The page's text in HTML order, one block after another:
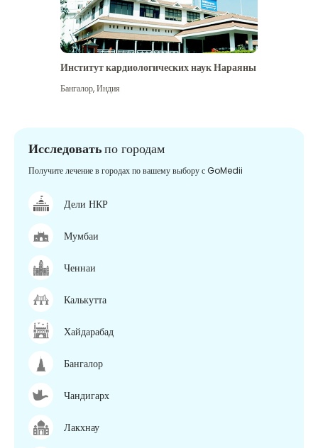
Институт кардиологических наук Нараяны
Бангалор,Индия
Исследоватьпо городам
Получите лечение в городах по вашему выбору с GoMedii
Дели НКР
Мумбаи
Ченнаи
Калькутта
Хайдарабад
Бангалор
Чандигарх
Лакхнау